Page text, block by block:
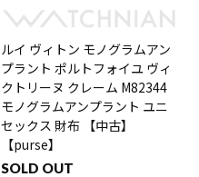
ルイ ヴィトン モノグラムアン
プラント ポルトフォイユ ヴィ
クトリーヌ クレーム M82344
モノグラムアンプラント ユニ
セックス 財布 【中古】
【purse】
SOLD OUT